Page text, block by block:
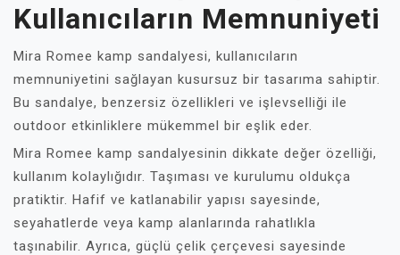
Kullanıcıların Memnuniyeti
Mira Romee kamp sandalyesi, kullanıcıların
memnuniyetini sağlayan kusursuz bir tasarıma sahiptir.
Bu sandalye, benzersiz özellikleri ve işlevselliği ile
outdoor etkinliklere mükemmel bir eşlik eder.
Mira Romee kamp sandalyesinin dikkate değer özelliği,
kullanım kolaylığıdır. Taşıması ve kurulumu oldukça
pratiktir. Hafif ve katlanabilir yapısı sayesinde,
seyahatlerde veya kamp alanlarında rahatlıkla
taşınabilir. Ayrıca, güçlü çelik çerçevesi sayesinde